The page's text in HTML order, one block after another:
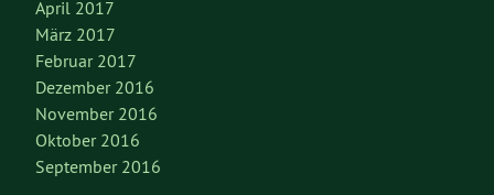
April 2017
März 2017
Februar 2017
Dezember 2016
November 2016
Oktober 2016
September 2016